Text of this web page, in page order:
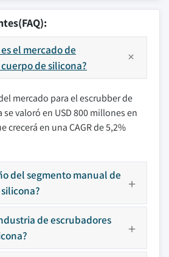
el mercado de
de silicona?
mercado para el escrubber de
valoró en USD 800 millones en
crecerá en una CAGR de 5,2%
del segmento manual de
de escrubadores